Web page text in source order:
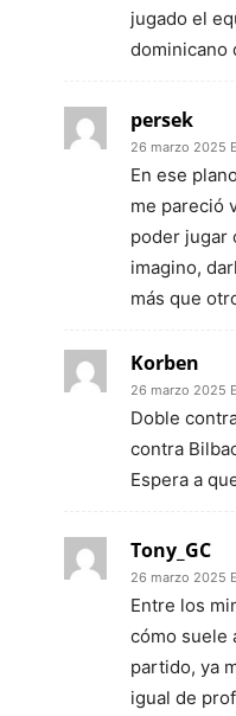
jugado el
dominicano
persek
26 marzo 2025
En ese
me pareció
poder jugar
imagino,
más que
Korben
26 marzo 2025
Doble
contra
Espera a
Tony_GC
26 marzo 2025
Entre los
cómo suele
partido, ya
igual de